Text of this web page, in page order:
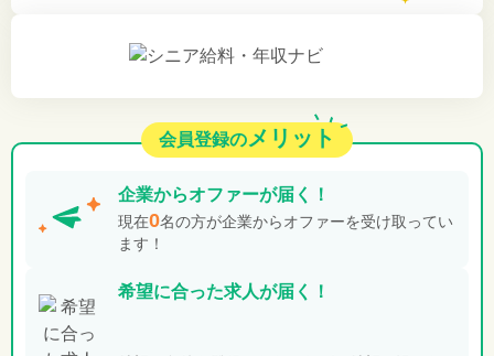
会員登録のメリット
企業からオファーが届く！
現在0名の方が企業からオファーを受け取ってい
ます！
希望に合った求人が届く！